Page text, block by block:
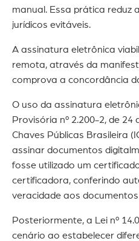
manual. Essa prática reduz
jurídicos evitáveis.
A assinatura eletrônica
remota, através da
comprova a concordância
O uso da assinatura
Provisória nº 2.200-2, de
Chaves Públicas Brasileira
assinar documentos
fosse utilizado um
certificadora, conferindo
veracidade aos
Posteriormente, a Lei nº
cenário ao estabelecer